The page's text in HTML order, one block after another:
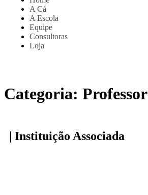
A Cá
A Escola
Equipe
Consultoras
Loja
Categoria: Professor
| Instituição Associada